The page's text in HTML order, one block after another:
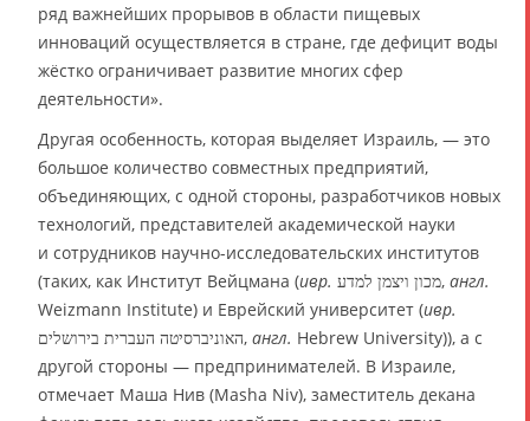
ряд важнейших прорывов в области пищевых
инноваций осуществляется в стране, где дефицит воды
жёстко ограничивает развитие многих сфер
деятельности».
Другая особенность, которая выделяет Израиль, — это
большое количество совместных предприятий,
объединяющих, с одной стороны, разработчиков новых
технологий, представителей академической науки
и сотрудников научно-исследовательских институтов
(таких, как Институт Вейцмана (ивр. ‏מכון ויצמן למדע, англ.
Weizmann Institute) и Еврейский университет (ивр.
‏האוניברסיטה העברית בירושלים‏‎, англ. Hebrew University)), а с
другой стороны — предпринимателей. В Израиле,
отмечает Маша Нив (Masha Niv), заместитель декана